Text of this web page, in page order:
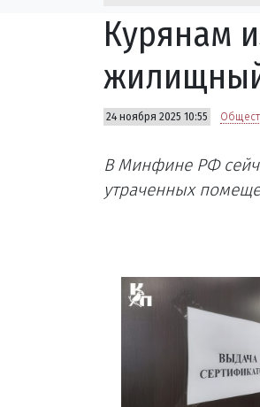
Курянам
24 ноября 2025 10:55
В Минфине РФ
утраченных